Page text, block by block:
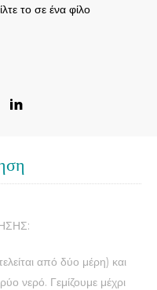
το σε ένα φίλο
από δύο μέρη) και
νερό. Γεμίζουμε μέχρι